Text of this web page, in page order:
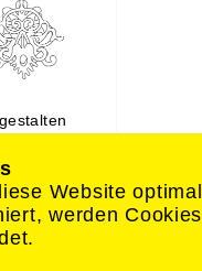
488
22 892
feld.de
Website optimal
werden Cookies